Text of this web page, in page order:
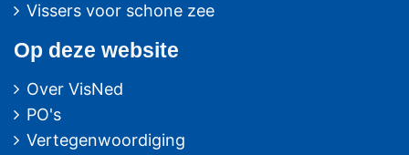
Vissers voor schone zee
Op deze website
Over VisNed
PO's
Vertegenwoordiging